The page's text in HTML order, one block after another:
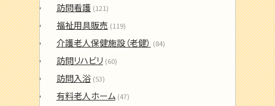
訪問看護 (121)
福祉用具販売 (119)
介護老人保健施設（老健） (84)
訪問リハビリ (60)
訪問入浴 (53)
有料老人ホーム (47)